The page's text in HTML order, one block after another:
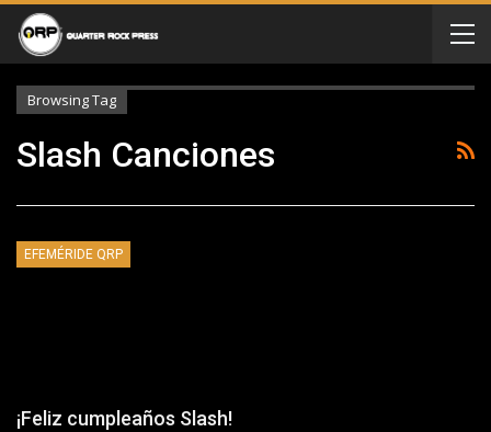
Browsing Tag
Slash Canciones
EFEMÉRIDE QRP
¡Feliz cumpleaños Slash!